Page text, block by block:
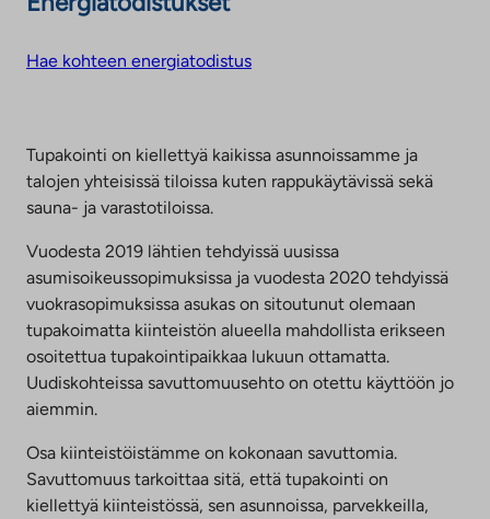
Hae kohteen energiatodistus
Tupakointi on kiellettyä kaikissa asunnoissamme ja
talojen yhteisissä tiloissa kuten rappukäytävissä sekä
sauna- ja varastotiloissa.
Vuodesta 2019 lähtien tehdyissä uusissa
asumisoikeussopimuksissa ja vuodesta 2020 tehdyissä
vuokrasopimuksissa asukas on sitoutunut olemaan
tupakoimatta kiinteistön alueella mahdollista erikseen
osoitettua tupakointipaikkaa lukuun ottamatta.
Uudiskohteissa savuttomuusehto on otettu käyttöön jo
aiemmin.
Osa kiinteistöistämme on kokonaan savuttomia.
Savuttomuus tarkoittaa sitä, että tupakointi on
kiellettyä kiinteistössä, sen asunnoissa, parvekkeilla,